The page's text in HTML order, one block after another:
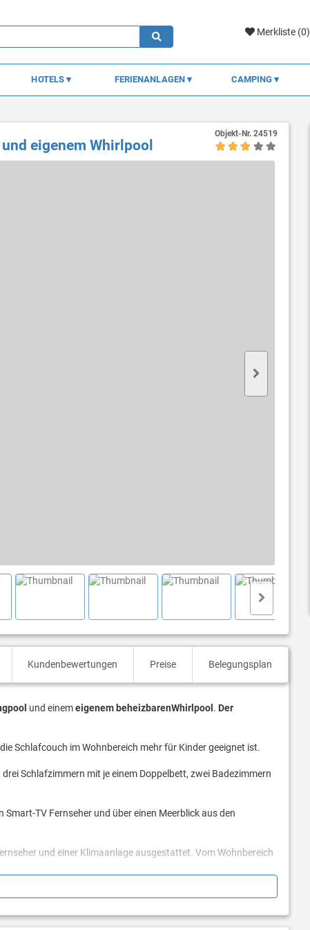
Merkliste (0)
HOTELS FERIENANLAGEN CAMPING
eigenem Whirlpool
Objekt-Nr. 24519
Kundenbewertungen Preise Belegungsplan
und einemeigenem beheizbarenWhirlpool . Der
Schlafcouch im Wohnbereich mehr für Kinder geeignet ist.
Schlafzimmern mit je einem Doppelbett, zwei Badezimmern
TV Fernseher und über einen Meerblick aus den
und einer Klimaanlage ausgestattet. Vom Wohnbereich
einen eigenen